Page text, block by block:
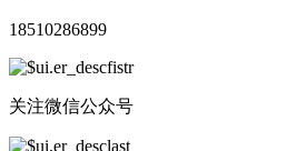
18510286899
关注微信公众号